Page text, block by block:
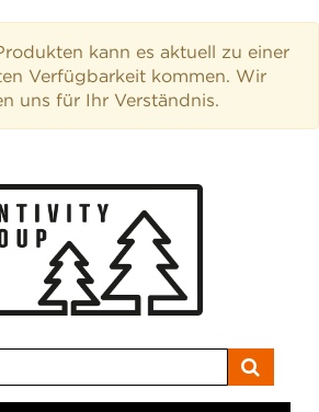
kann es aktuell zu einer
Verfügbarkeit kommen. Wir
uns für Ihr Verständnis.